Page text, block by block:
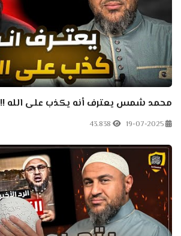
محمد شمس يعترف أنه يكذب على الله !!
19-07-2025
43.838